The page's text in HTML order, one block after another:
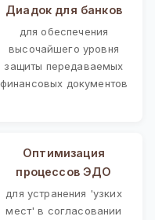
Диадок для банков
для обеспечения
высочайшего уровня
защиты передаваемых
финансовых документов
Оптимизация
процессов ЭДО
для устранения 'узких
мест' в согласовании